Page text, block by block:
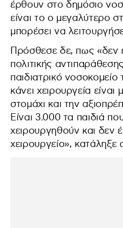
έρθουν στο δημόσιο
είναι το ο μεγαλύτερο
μπορέσει να
Πρόσθεσε δε, πως «δεν
πολιτικής
παιδιατρικό
κάνει χειρουργεία είναι
στομάχι και την
Είναι 3.000 τα παιδιά
χειρουργηθούν και δεν
χειρουργείο», κατάληξε